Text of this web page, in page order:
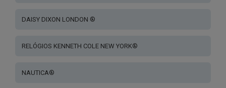
DAISY DIXON LONDON ®
RELÓGIOS KENNETH COLE NEW YORK®
NAUTICA®